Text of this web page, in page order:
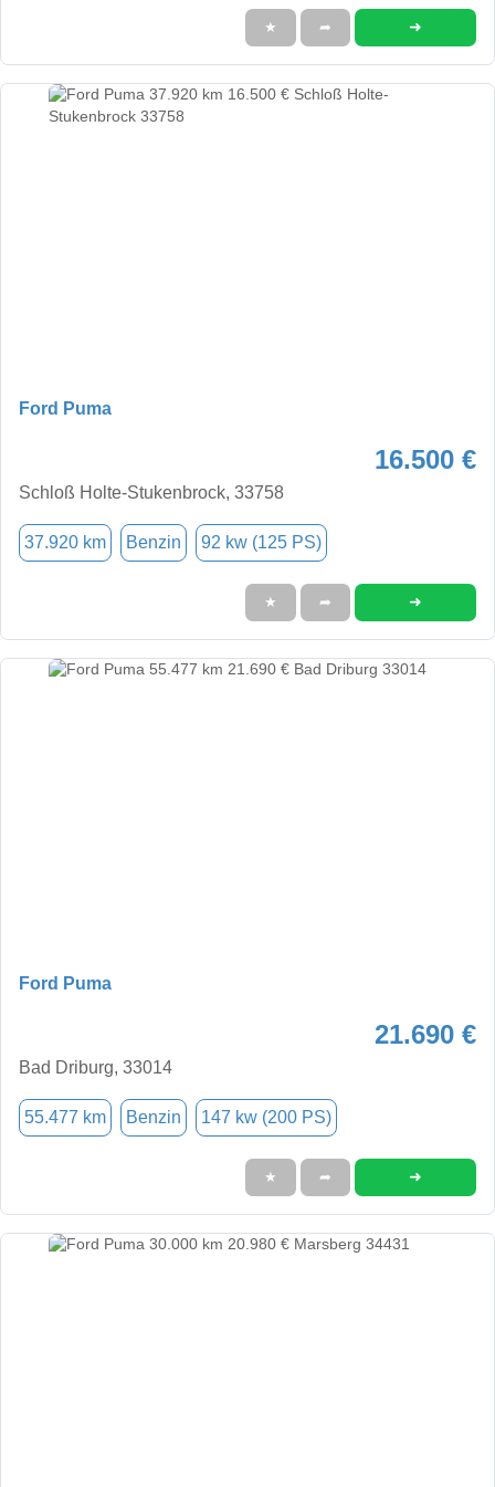
★ ➦ ➜
Ford Puma
16.500 €
Schloß Holte-Stukenbrock, 33758
37.920 km Benzin 92 kw (125 PS)
★ ➦ ➜
Ford Puma
21.690 €
Bad Driburg, 33014
55.477 km Benzin 147 kw (200 PS)
★ ➦ ➜